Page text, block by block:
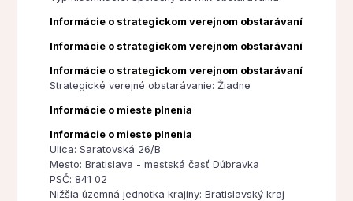
Informácie o strategickom verejnom obstarávaní
Informácie o strategickom verejnom obstarávaní
Informácie o strategickom verejnom obstarávaní
Strategické verejné obstarávanie: Žiadne
Informácie o mieste plnenia
Informácie o mieste plnenia
Ulica: Saratovská 26/B
Mesto: Bratislava - mestská časť Dúbravka
PSČ: 841 02
Nižšia územná jednotka krajiny: Bratislavský kraj